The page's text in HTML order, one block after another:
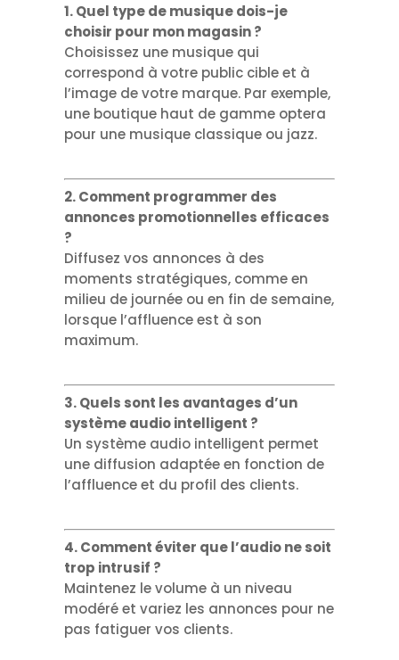
1. Quel type de musique dois-je
choisir pour mon magasin ?
Choisissez une musique qui
correspond à votre public cible et à
l’image de votre marque. Par exemple,
une boutique haut de gamme optera
pour une musique classique ou jazz.
2. Comment programmer des
annonces promotionnelles efficaces
?
Diffusez vos annonces à des
moments stratégiques, comme en
milieu de journée ou en fin de semaine,
lorsque l’affluence est à son
maximum.
3. Quels sont les avantages d’un
système audio intelligent ?
Un système audio intelligent permet
une diffusion adaptée en fonction de
l’affluence et du profil des clients.
4. Comment éviter que l’audio ne soit
trop intrusif ?
Maintenez le volume à un niveau
modéré et variez les annonces pour ne
pas fatiguer vos clients.